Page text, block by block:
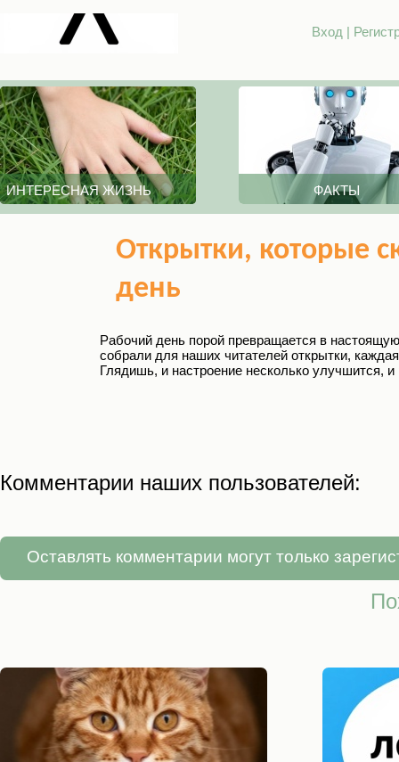
Вход |
ИНТЕРЕСНАЯ ЖИЗНЬ ФАКТЫ
Открытки, которые
день
Рабочий день порой превращается в
собрали для наших читателей открытки,
Глядишь, и настроение несколько улучшится,
Комментарии наших пользователей:
Оставлять комментарии могут только